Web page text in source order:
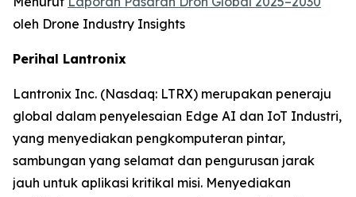
oleh Drone Industry Insights
Perihal Lantronix
Lantronix Inc. (Nasdaq: LTRX) merupakan peneraju
global dalam penyelesaian Edge AI dan IoT Industri,
yang menyediakan pengkomputeran pintar,
sambungan yang selamat dan pengurusan jarak
jauh untuk aplikasi kritikal misi. Menyediakan